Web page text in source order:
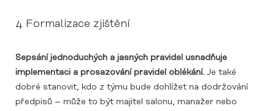
4 Formalizace zjištění
Sepsání jednoduchých a jasných pravidel usnadňuje
implementaci a prosazování pravidel oblékání. Je také
dobré stanovit, kdo z týmu bude dohlížet na dodržování
předpisů – může to být majitel salonu, manažer nebo